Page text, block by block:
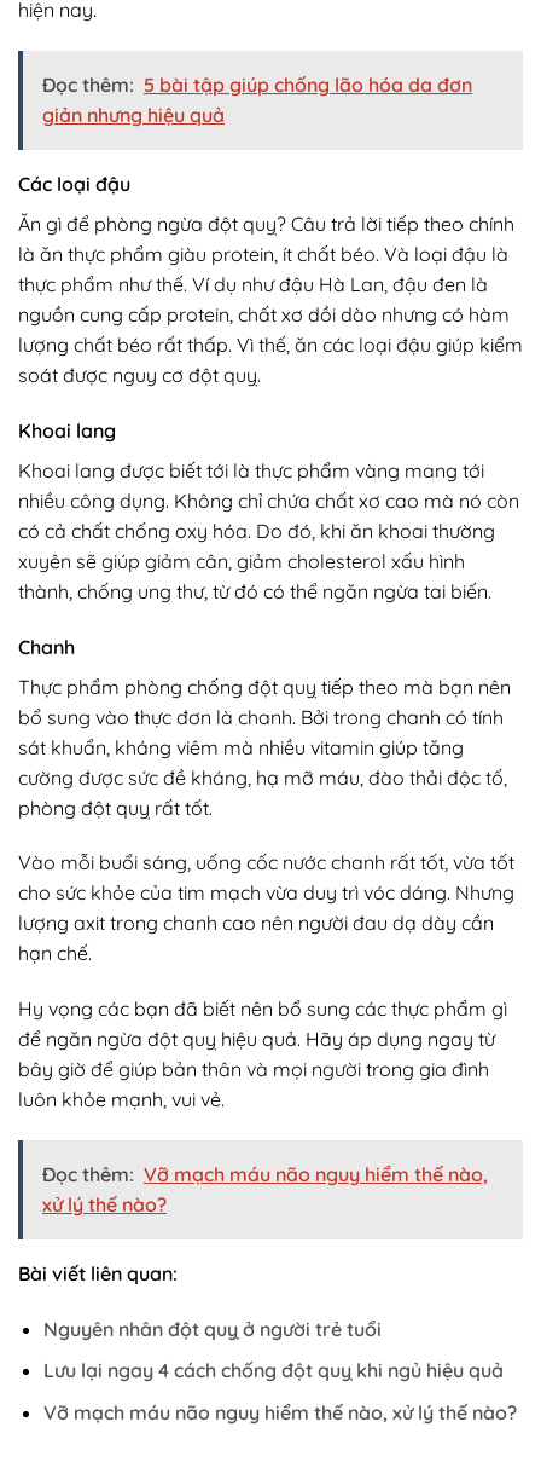
hiện nay.
Đọc thêm: 5 bài tập giúp chống lão hóa da đơn
giản nhưng hiệu quả
Các loại đậu
Ăn gì để phòng ngừa đột quỵ? Câu trả lời tiếp theo chính
là ăn thực phẩm giàu protein, ít chất béo. Và loại đậu là
thực phẩm như thế. Ví dụ như đậu Hà Lan, đậu đen là
nguồn cung cấp protein, chất xơ dồi dào nhưng có hàm
lượng chất béo rất thấp. Vì thế, ăn các loại đậu giúp kiểm
soát được nguy cơ đột quỵ.
Khoai lang
Khoai lang được biết tới là thực phẩm vàng mang tới
nhiều công dụng. Không chỉ chứa chất xơ cao mà nó còn
có cả chất chống oxy hóa. Do đó, khi ăn khoai thường
xuyên sẽ giúp giảm cân, giảm cholesterol xấu hình
thành, chống ung thư, từ đó có thể ngăn ngừa tai biến.
Chanh
Thực phẩm phòng chống đột quỵ tiếp theo mà bạn nên
bổ sung vào thực đơn là chanh. Bởi trong chanh có tính
sát khuẩn, kháng viêm mà nhiều vitamin giúp tăng
cường được sức đề kháng, hạ mỡ máu, đào thải độc tố,
phòng đột quỵ rất tốt.
Vào mỗi buổi sáng, uống cốc nước chanh rất tốt, vừa tốt
cho sức khỏe của tim mạch vừa duy trì vóc dáng. Nhưng
lượng axit trong chanh cao nên người đau dạ dày cần
hạn chế.
Hy vọng các bạn đã biết nên bổ sung các thực phẩm gì
để ngăn ngừa đột quỵ hiệu quả. Hãy áp dụng ngay từ
bây giờ để giúp bản thân và mọi người trong gia đình
luôn khỏe mạnh, vui vẻ.
Đọc thêm: Vỡ mạch máu não nguy hiểm thế nào,
xử lý thế nào?
Bài viết liên quan:
Nguyên nhân đột quỵ ở người trẻ tuổi
Lưu lại ngay 4 cách chống đột quỵ khi ngủ hiệu quả
Vỡ mạch máu não nguy hiểm thế nào, xử lý thế nào?